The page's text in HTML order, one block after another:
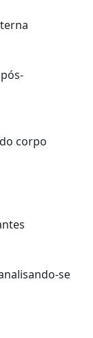
corpo
se